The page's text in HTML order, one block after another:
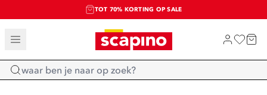
TOT 70% KORTING OP SALE
SALE: LAATSTE KANS!
SHOP NIEUW
Home